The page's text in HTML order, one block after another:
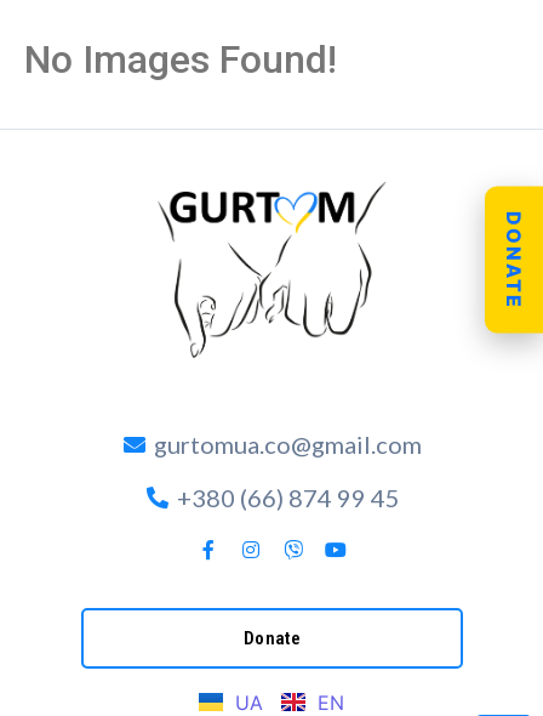
No Images Found!
gurtomua.co@gmail.com
+380 (66) 874 99 45
Donate
UA EN
DONATE